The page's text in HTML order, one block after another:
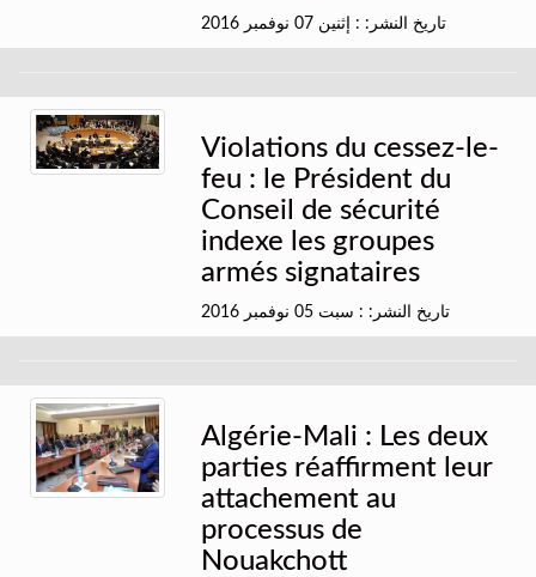
تاريخ النشر: : إثنين 07 نوفمبر 2016
Violations du cessez-le-
feu : le Président du
Conseil de sécurité
indexe les groupes
armés signataires
تاريخ النشر: : سبت 05 نوفمبر 2016
Algérie-Mali : Les deux
parties réaffirment leur
attachement au
processus de
Nouakchott